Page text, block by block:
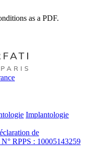
as a PDF.
Implantologie
de
N° RPPS : 10005143259